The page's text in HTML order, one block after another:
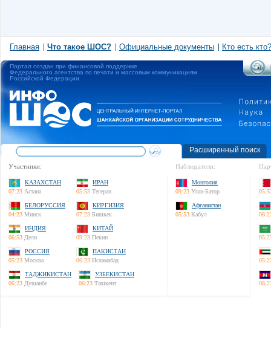
Главная Что такое ШОС? Официальные документы Кто есть кто?
Портал создан при финансовой поддержке
Федерального агентства по печати и массовым коммуникациям
Российской Федерации
Расширенный поиск
Участники:
КАЗАХСТАН
07:23 Астана
ИРАН
05:53 Тегеран
БЕЛОРУССИЯ
04:23 Минск
КИРГИЗИЯ
07:23 Бишкек
ИНДИЯ
06:53 Дели
КИТАЙ
09:23 Пекин
РОССИЯ
05:23 Москва
ПАКИСТАН
06:23 Исламабад
ТАДЖИКИСТАН
06:23 Душанбе
УЗБЕКИСТАН
06:23 Ташкент
Наблюдатели:
Монголия
09:23 Улан-Батор
Афганистан
05:53 Кабул